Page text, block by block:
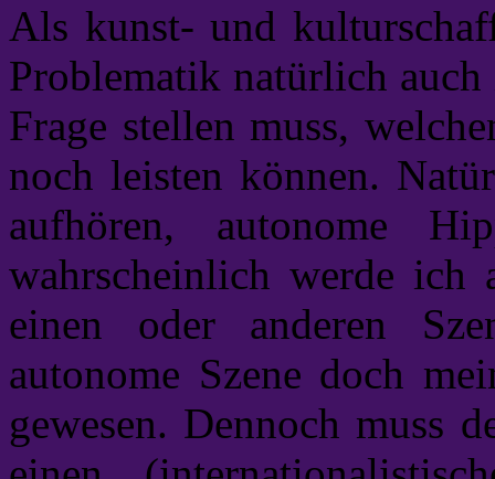
Als kunst- und
Problematik natürlich
Frage stellen muss,
noch leisten können.
aufhören, autonome
wahrscheinlich werde
einen oder anderen
autonome Szene doch
gewesen. Dennoch muss